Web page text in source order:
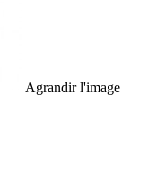
Agrandir l'image